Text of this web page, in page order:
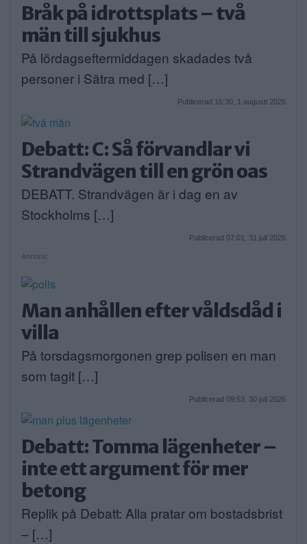
Bråk på idrottsplats – två
män till sjukhus
På lördagseftermiddagen skadades två
personer i Sätra med […]
Publicerad 16:30, 1 augusti 2026
Debatt: C: Så förvandlar vi
Strandvägen till en grön oas
DEBATT. Strandvägen är i dag en av
Stockholms […]
Publicerad 07:01, 31 juli 2026
Annons:
Man anhållen efter våldsdåd i
villa
På torsdagsmorgonen grep polisen en man
som tagit […]
Publicerad 09:53, 30 juli 2026
Debatt: Tomma lägenheter –
inte ett argument för mer
betong
Replik på Debatt: Alla pratar om bostadsbrist
– […]